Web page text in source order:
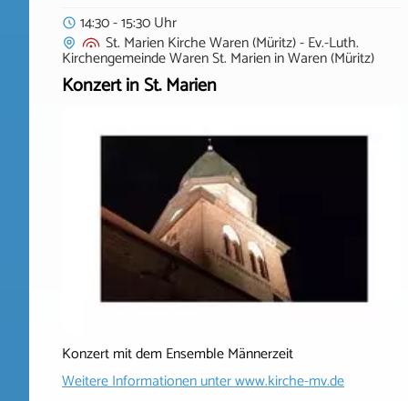
14:30 - 15:30 Uhr
St. Marien Kirche Waren (Müritz) - Ev.-Luth.
Kirchengemeinde Waren St. MarieninWaren (Müritz)
Konzert in St. Marien
Konzert mit dem Ensemble Männerzeit
Weitere Informationen unterwww.kirche-mv.de